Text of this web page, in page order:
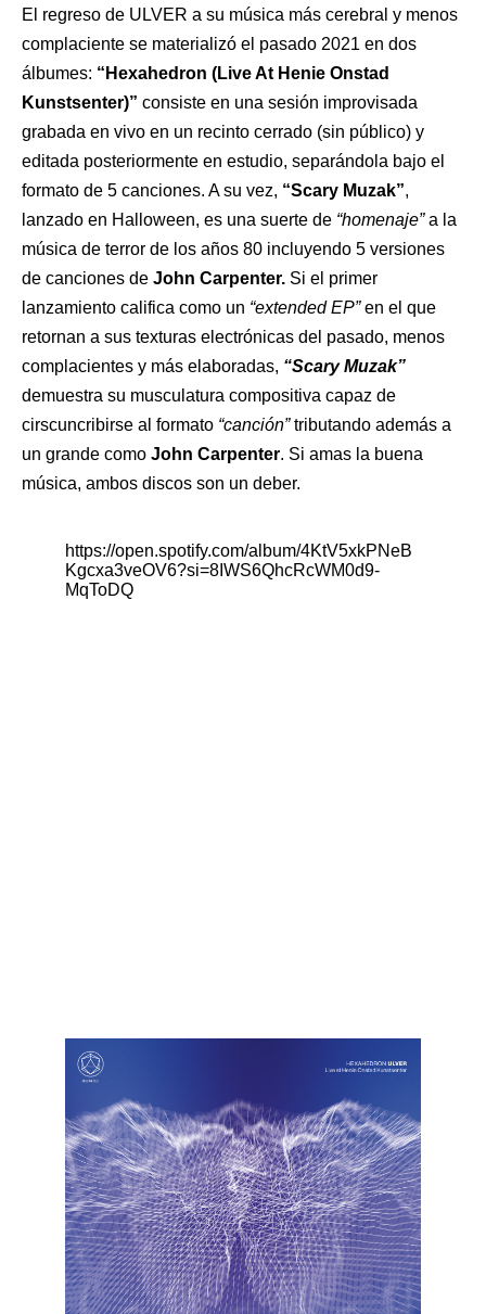
El regreso de ULVER a su música más cerebral y menos
complaciente se materializó el pasado 2021 en dos
álbumes: “Hexahedron (Live At Henie Onstad
Kunstsenter)” consiste en una sesión improvisada
grabada en vivo en un recinto cerrado (sin público) y
editada posteriormente en estudio, separándola bajo el
formato de 5 canciones. A su vez, “Scary Muzak”,
lanzado en Halloween, es una suerte de “homenaje”a la
música de terror de los años 80 incluyendo 5 versiones
de canciones de John Carpenter. Si el primer
lanzamiento califica como un “extended EP”en el que
retornan a sus texturas electrónicas del pasado, menos
complacientes y más elaboradas, “Scary Muzak”
demuestra su musculatura compositiva capaz de
cirscuncribirse al formato “canción”tributando además a
un grande como John Carpenter. Si amas la buena
música, ambos discos son un deber.
https://open.spotify.com/album/4KtV5xkPNeB
Kgcxa3veOV6?si=8IWS6QhcRcWM0d9-
MqToDQ